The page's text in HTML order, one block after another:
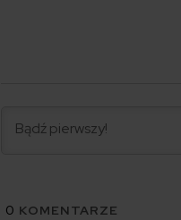
0 KOMENTARZE